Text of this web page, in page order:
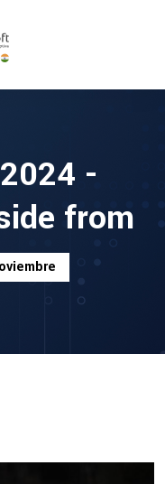
-
from